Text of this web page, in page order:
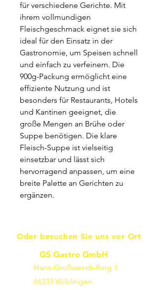
für verschiedene Gerichte. Mit
ihrem vollmundigen
Fleischgeschmack eignet sie sich
ideal für den Einsatz in der
Gastronomie, um Speisen schnell
und einfach zu verfeinern. Die
900g-Packung ermöglicht eine
effiziente Nutzung und ist
besonders für Restaurants, Hotels
und Kantinen geeignet, die
große Mengen an Brühe oder
Suppe benötigen. Die klare
Fleisch-Suppe ist vielseitig
einsetzbar und lässt sich
hervorragend anpassen, um eine
breite Palette an Gerichten zu
ergänzen.
Oder besuchen Sie uns vor Ort
GS Gastro GmbH
Hans-Großwendt-Ring 1
66333 Völklingen